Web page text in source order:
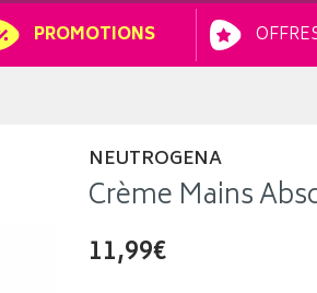
PROMOTIONS
NEUTROGENA
Crème Mains
11,99€